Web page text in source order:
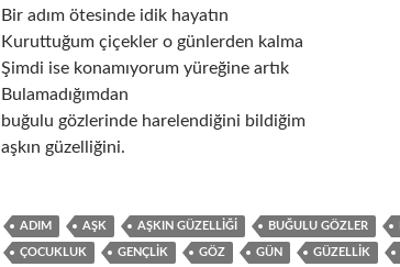
Bir adım ötesinde idik hayatın
Kuruttuğum çiçekler o günlerden kalma
Şimdi ise konamıyorum yüreğine artık
Bulamadığımdan
buğulu gözlerinde harelendiğini bildiğim
aşkın güzelliğini.
ADIM AŞK AŞKIN GÜZELLIĞI BUĞULU GÖZLER
ÇOCUKLUK GENÇLIK GÖZ GÜN GÜZELLIK